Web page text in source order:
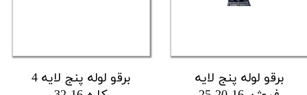
برقو لوله پنج لایه
برقو لوله پنج لایه 4